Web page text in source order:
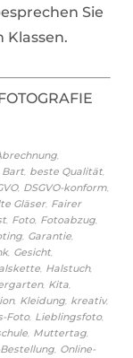
Sie
Klassen.
,
Bart, beste Qualität,
, DSGVO-konform,
Gläser, Fairer
, Foto, Fotoabzug,
, Garantie,
, Gesicht,
, Halstuch,
, Kita,
, Kleidung, kreativ,
Foto, Lieblingsfoto,
, Muttertag,
, Online-